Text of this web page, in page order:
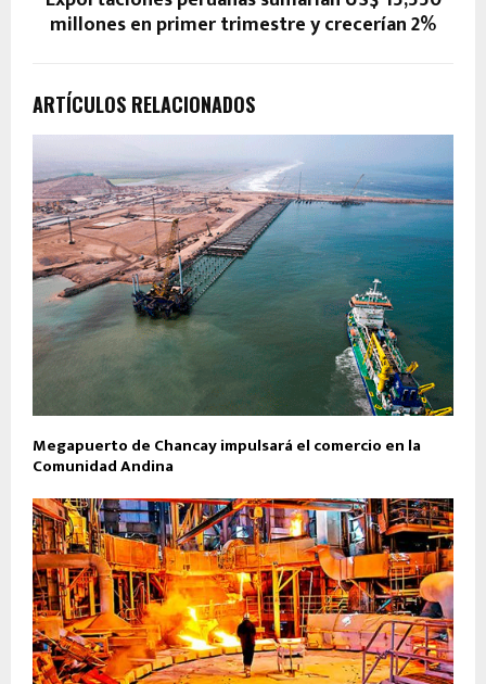
millones en primer trimestre y crecerían 2%
ARTÍCULOS RELACIONADOS
Megapuerto de Chancay impulsará el comercio en la
Comunidad Andina